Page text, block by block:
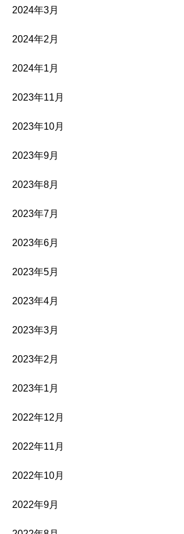
2024年3月
2024年2月
2024年1月
2023年11月
2023年10月
2023年9月
2023年8月
2023年7月
2023年6月
2023年5月
2023年4月
2023年3月
2023年2月
2023年1月
2022年12月
2022年11月
2022年10月
2022年9月